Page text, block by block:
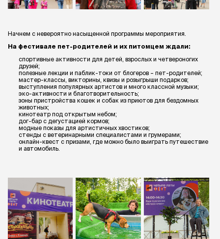
Начнем с невероятно насыщенной программы мероприятия.
На фестивале пет-родителей и их питомцем ждали:
спортивные активности для детей, взрослых и четвероногих
друзей;
полезные лекции и паблик-токи от блогеров – пет-родителей;
мастер-классы, викторины, квизы и розыгрыши подарков;
выступления популярных артистов и много классной музыки;
эко-активности и благотворительность;
зоны пристройства кошек и собак из приютов для бездомных
животных;
кинотеатр под открытым небом;
дог-бар с дегустацией кормов;
модные показы для артистичных хвостиков;
стенды с ветеринарными специалистами и грумерами;
онлайн-квест с призами, где можно было выиграть путешествие
и автомобиль.